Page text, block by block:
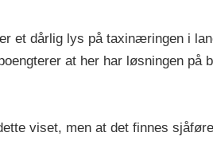
et dårlig lys på taxinæringen i
at her har løsningen på
viset, men at det finnes